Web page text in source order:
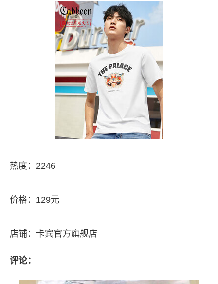
热度：2246
价格：129元
店铺：卡宾官方旗舰店
评论：